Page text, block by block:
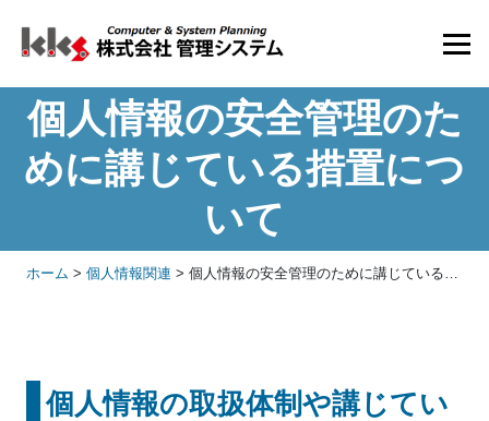
個人情報の安全管理のた
めに講じている措置につ
いて
ホーム > 個人情報関連 > 個人情報の安全管理のために講じている措置について
個人情報の取扱体制や講じてい